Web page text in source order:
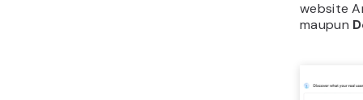
website
maupun